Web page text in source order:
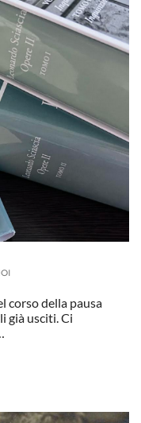
corso della pausa
già usciti. Ci